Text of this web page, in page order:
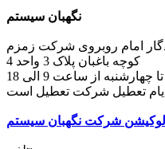
نگهبان سیستم
امام روبروی شرکت زمزم
کوچه باغبان پلاک 3 واحد 4
لوکیشن شرکت نگهبان سیستم